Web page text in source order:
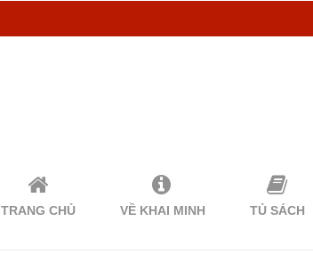
TRANG CHỦ VỀ KHAI MINH TỦ SÁCH